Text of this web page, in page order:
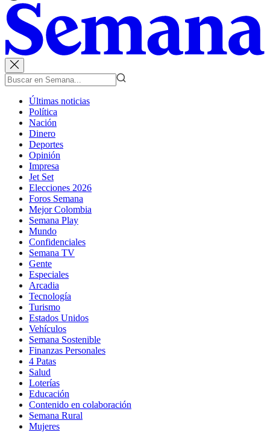
Últimas noticias
Política
Nación
Dinero
Deportes
Opinión
Impresa
Jet Set
Elecciones 2026
Foros Semana
Mejor Colombia
Semana Play
Mundo
Confidenciales
Semana TV
Gente
Especiales
Arcadia
Tecnología
Turismo
Estados Unidos
Vehículos
Semana Sostenible
Finanzas Personales
4 Patas
Salud
Loterías
Educación
Contenido en colaboración
Semana Rural
Mujeres